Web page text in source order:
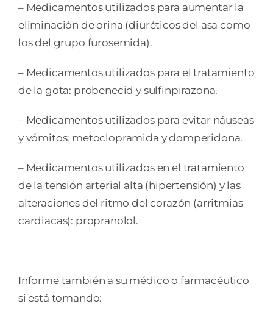
– Medicamentos utilizados para aumentar la
eliminación de orina (diuréticos del asa como
los del grupo furosemida).
– Medicamentos utilizados para el tratamiento
de la gota: probenecid y sulfinpirazona.
– Medicamentos utilizados para evitar náuseas
y vómitos: metoclopramida y domperidona.
– Medicamentos utilizados en el tratamiento
de la tensión arterial alta (hipertensión) y las
alteraciones del ritmo del corazón (arritmias
cardiacas): propranolol.
Informe también a su médico o farmacéutico
si está tomando: